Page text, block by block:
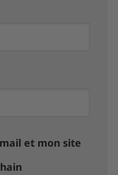
et mon site